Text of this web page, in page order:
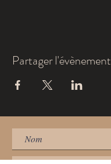
Partager l'évènement